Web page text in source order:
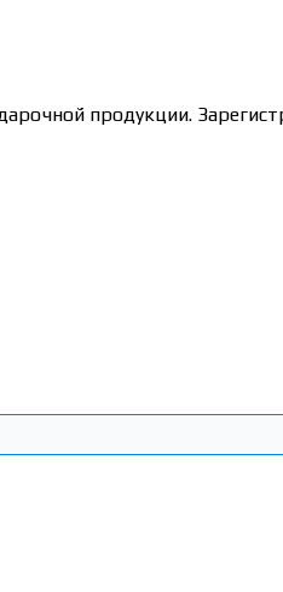
продукции.